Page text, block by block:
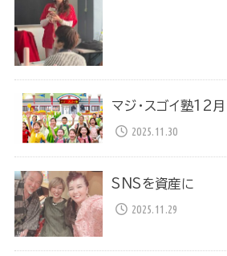
マジ・スゴイ塾12月
2025.11.30
SNSを資産に
2025.11.29